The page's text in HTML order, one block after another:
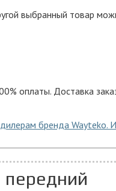
выбранный товар
оплаты. Доставка